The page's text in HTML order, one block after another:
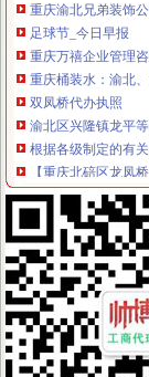
足球节_今日早报
重庆万禧企业管理
重庆桶装水：渝北
双凤桥代办执照
渝北区兴隆镇龙平
根据各级制定的有
【重庆北碚区龙凤桥
中国对外经济贸易
重庆渝北双凤桥工
两路代办执照
重庆鹏鑫财务咨询
北京注册公司,北京
重庆钢运置业代理
重庆钢运置业代理
南京个体营业执照_
龙溪代办执照